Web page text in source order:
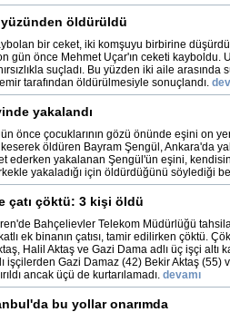
yüzünden öldürüldü
bir ceket, iki komşuyu birbirine
gün önce Mehmet Uçar'ın ceketi kayboldu.
suçladı. Bu yüzden iki aile
tarafından öldürülmesiyle sonuçlandı.
yakalandı
önce çocuklarının gözü önünde eşini on
keserek öldüren Bayram Şengül, Ankara'da
ederken yakalanan Şengül'ün eşini,
yakaladığı için öldürdüğünü söylediği
çatı çöktü: 3 kişi öldü
Bahçelievler Telekom Müdürlüğü
ek binanın çatısı, tamir edilirken çöktü.
Halil Aktaş ve Gazi Dama adlı üç işçi altı
işçilerden Gazi Damaz (42) Bekir Aktaş (55)
ancak üçü de kurtarılamadı. devamı
bu yollar onarımda